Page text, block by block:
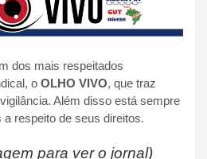
dos mais respeitados
o OLHO VIVO, que traz
Além disso está sempre
respeito de seus direitos.
para ver o jornal)